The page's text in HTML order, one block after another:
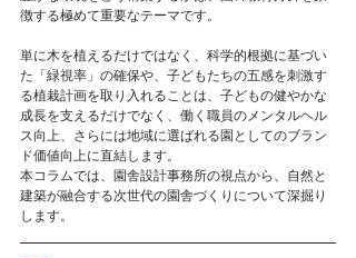
徴する極めて重要なテーマです。
単に木を植えるだけではなく、科学的根拠に基づい
た「緑視率」の確保や、子どもたちの五感を刺激す
る植栽計画を取り入れることは、子どもの健やかな
成長を支えるだけでなく、働く職員のメンタルヘル
ス向上、さらには地域に選ばれる園としてのブラン
ド価値向上に直結します。
本コラムでは、園舎設計事務所の視点から、自然と
建築が融合する次世代の園舎づくりについて深掘り
します。